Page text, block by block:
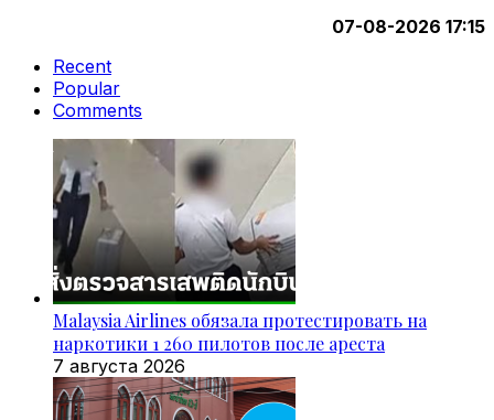
07-08-2026 17:15
Recent
Popular
Comments
Malaysia Airlines обязала протестировать на
наркотики 1 260 пилотов после ареста
7 августа 2026